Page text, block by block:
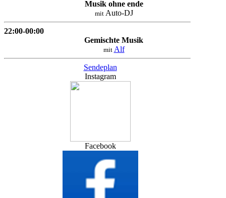
Musik ohne ende
mitAuto-DJ
22:00-00:00
Gemischte Musik
mit Alf
Sendeplan
Instagram
Facebook